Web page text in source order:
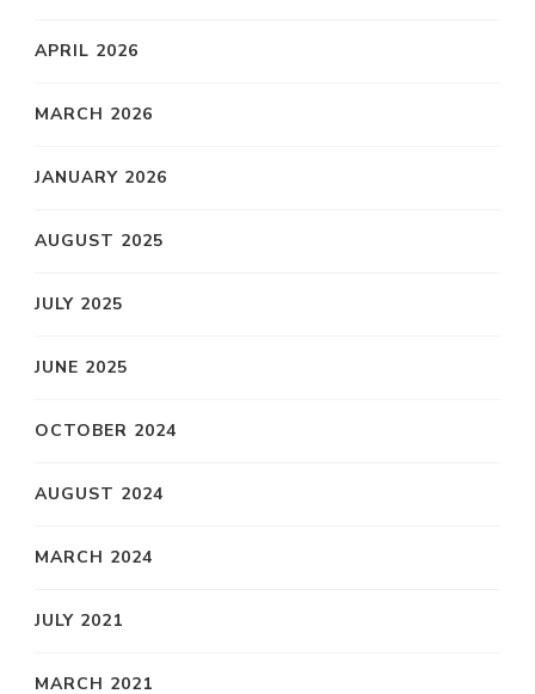
APRIL 2026
MARCH 2026
JANUARY 2026
AUGUST 2025
JULY 2025
JUNE 2025
OCTOBER 2024
AUGUST 2024
MARCH 2024
JULY 2021
MARCH 2021